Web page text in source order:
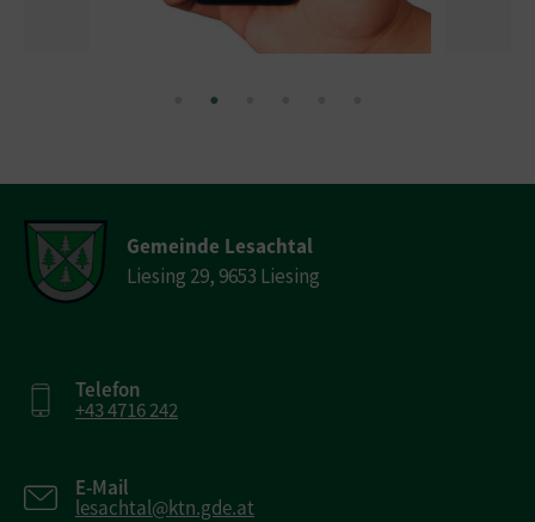
Gemeinde Lesachtal
Liesing 29, 9653 Liesing
Telefon
+43 4716 242
E-Mail
lesachtal@ktn.gde.at